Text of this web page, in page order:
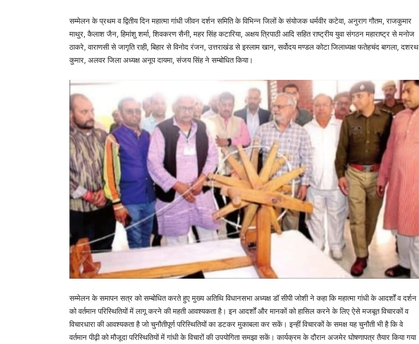
सम्मेलन के प्रथम व द्वितीय दिन महात्मा गांधी जीवन दर्शन समिति के विभिन्न जिलों के संयोजक धर्मवीर कटेवा, अनुराग गौतम, राजकुमार
माथुर, कैलाश जैन, हिमांशु शर्मा, शिवकरण सैनी, महर सिंह कटारिया, अक्षय त्रिपाठी आदि सहित राष्ट्रीय युवा संगठन महाराष्ट्र से मनोज
ठाकरे, वाराणसी से जागृति राही, बिहार से विनोद रंजन, उत्तराखंड से इस्लाम खान, सर्वोदय मण्डल कोटा जिलाध्यक्ष फतेहचंद बागला, दशरथ
कुमार, अलवर जिला अध्यक्ष अनूप दायमा, संजय सिंह ने सम्बोधित किया।
सम्मेलन के समापन सत्र को सम्बोधित करते हुए मुख्य अतिथि विधानसभा अध्यक्ष डॉ सीपी जोशी ने कहा कि महात्मा गांधी के आदर्शों व दर्शन
को वर्तमान परिस्थितियों में लागू करने की महती आवश्यकता है। इन आदर्शों और मानकों को हासिल करने के लिए ऐसे मजबूत विचारकों व
विचारधारा की आवश्यकता है जो चुनौतीपूर्ण परिस्थितियों का डटकर मुकाबला कर सकें। इन्हीं विचारकों के समक्ष यह चुनौती भी है कि वे
वर्तमान पीढ़ी को मौजूदा परिस्थितियों में गांधी के विचारों की उपयोगिता समझा सकें। कार्यक्रम के दौरान अजमेर घोषणापत्र तैयार किया गया